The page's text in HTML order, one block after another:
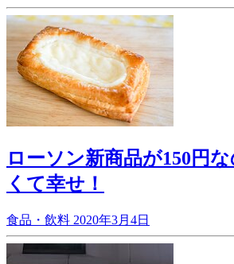
ローソン新商品が150円
くて幸せ！
食品・飲料 2020年3月4日